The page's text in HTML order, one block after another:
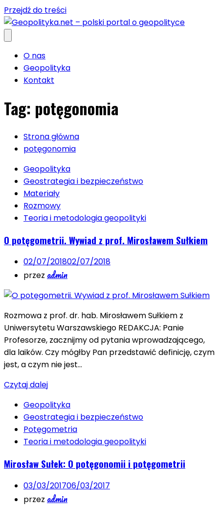
Przejdź do treści
O nas
Geopolityka
Kontakt
Tag: potęgonomia
Strona główna
potęgonomia
Geopolityka
Geostrategia i bezpieczeństwo
Materiały
Rozmowy
Teoria i metodologia geopolityki
O potęgometrii. Wywiad z prof. Mirosławem Sułkiem
02/07/201802/07/2018
przez admin
Rozmowa z prof. dr. hab. Mirosławem Sułkiem z
Uniwersytetu Warszawskiego REDAKCJA: Panie
Profesorze, zacznijmy od pytania wprowadzającego,
dla laików. Czy mógłby Pan przedstawić definicję, czym
jest, a czym nie jest…
Czytaj dalej
Geopolityka
Geostrategia i bezpieczeństwo
Potęgometria
Teoria i metodologia geopolityki
Mirosław Sułek: O potęgonomii i potęgometrii
03/03/201706/03/2017
przez admin